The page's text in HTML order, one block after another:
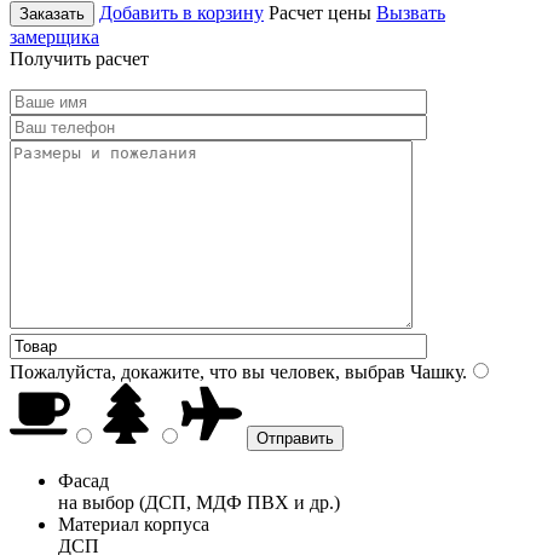
Заказать Добавить в корзину Расчет цены Вызвать
замерщика
Получить расчет
Пожалуйста, докажите, что вы человек, выбрав Чашку.
Фасад
на выбор (ДСП, МДФ ПВХ и др.)
Материал корпуса
ДСП